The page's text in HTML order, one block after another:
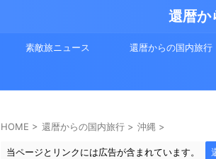
還暦か
素敵旅ニュース 還暦からの国内旅行
HOME > 還暦からの国内旅行 > 沖縄 >
当ページとリンクには広告が含まれています。